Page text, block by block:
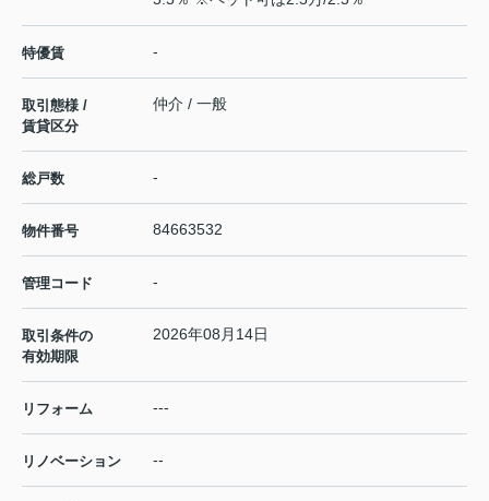
特優賃 -
取引態様 /
賃貸区分
仲介 / 一般
総戸数 -
物件番号 84663532
管理コード -
取引条件の
有効期限
2026年08月14日
リフォーム ---
リノベーション --